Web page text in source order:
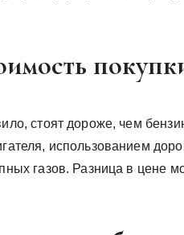
стоят дороже, чем
использованием
газов. Разница в цене